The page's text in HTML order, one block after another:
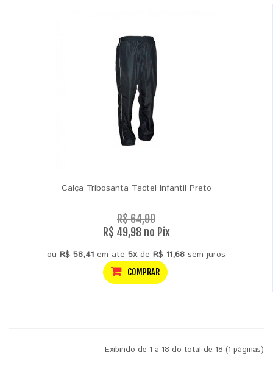
Calça Tribosanta Tactel Infantil Preto
R$ 64,90
R$ 49,98 no Pix
ou R$ 58,41 em até 5xde R$ 11,68 sem juros
COMPRAR
Exibindo de 1 a 18 do total de 18 (1 páginas)